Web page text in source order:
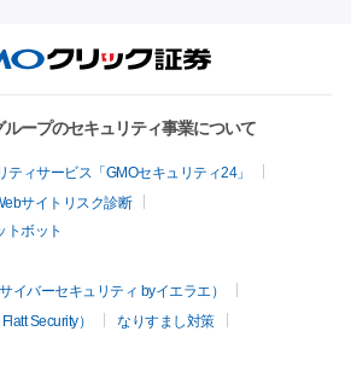
ープのセキュリティ事業について
ィサービス「GMOセキュリティ24」
サイトリスク診断
トボット
イバーセキュリティ byイエラエ）
Security）
なりすまし対策